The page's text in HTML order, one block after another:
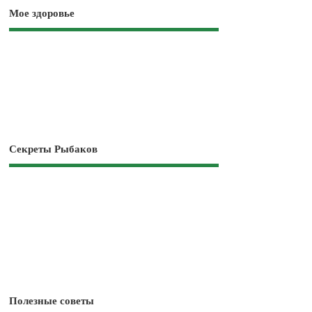
Мое здоровье
Секреты Рыбаков
Полезные советы